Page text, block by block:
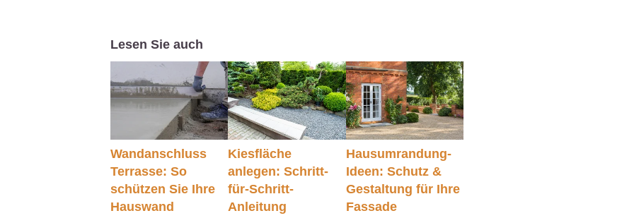
Lesen Sie auch
Wandanschluss
Terrasse: So
schützen Sie Ihre
Hauswand
Kiesfläche
anlegen: Schritt-
für-Schritt-
Anleitung
Hausumrandung-
Ideen: Schutz &
Gestaltung für Ihre
Fassade